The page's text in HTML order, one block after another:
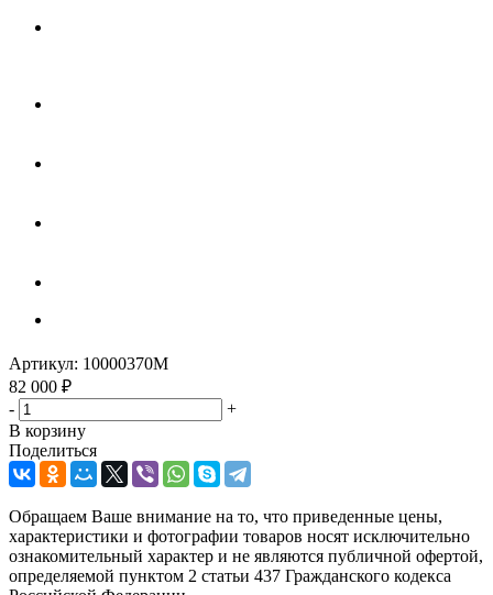
Артикул: 10000370M
82 000 ₽
-
+
В корзину
Поделиться
Обращаем Ваше внимание на то, что приведенные цены,
характеристики и фотографии товаров носят исключительно
ознакомительный характер и не являются публичной офертой,
определяемой пунктом 2 статьи 437 Гражданского кодекса